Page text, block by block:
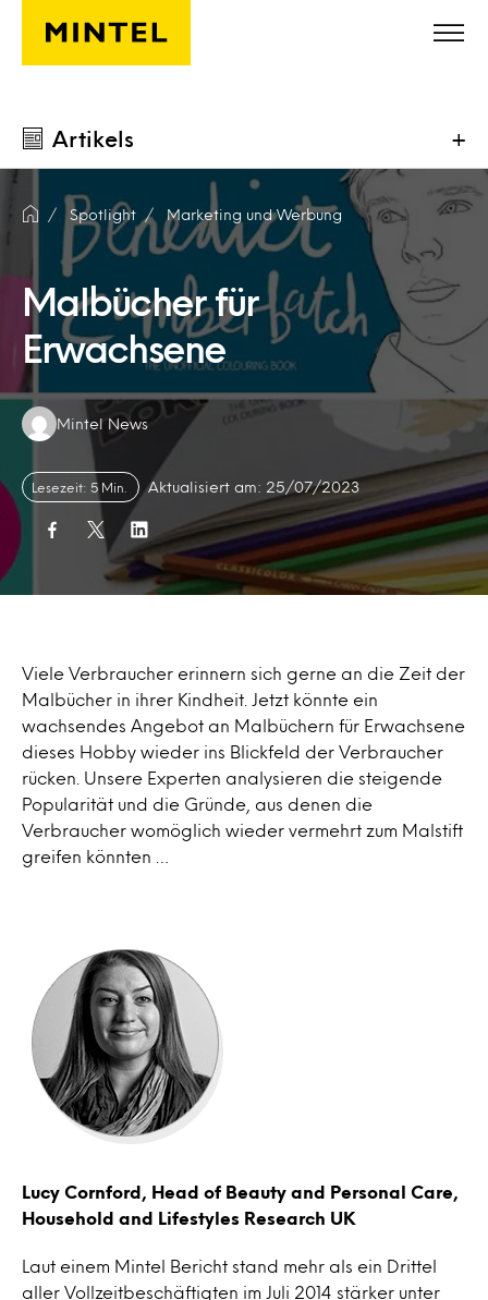
Skip to main content
Artikels +
Spotlight Marketing und Werbung
Malbücher für
Erwachsene
Authors:
Mintel News
Lesezeit: 5 Min. Aktualisiert am: 25/07/2023
Viele Verbraucher erinnern sich gerne an die Zeit der
Malbücher in ihrer Kindheit. Jetzt könnte ein
wachsendes Angebot an Malbüchern für Erwachsene
dieses Hobby wieder ins Blickfeld der Verbraucher
rücken. Unsere Experten analysieren die steigende
Popularität und die Gründe, aus denen die
Verbraucher womöglich wieder vermehrt zum Malstift
greifen könnten …
Lucy Cornford, Head of Beauty and Personal Care,
Household and Lifestyles Research UK
Laut einem Mintel Bericht stand mehr als ein Drittel
aller Vollzeitbeschäftigten im Juli 2014 stärker unter